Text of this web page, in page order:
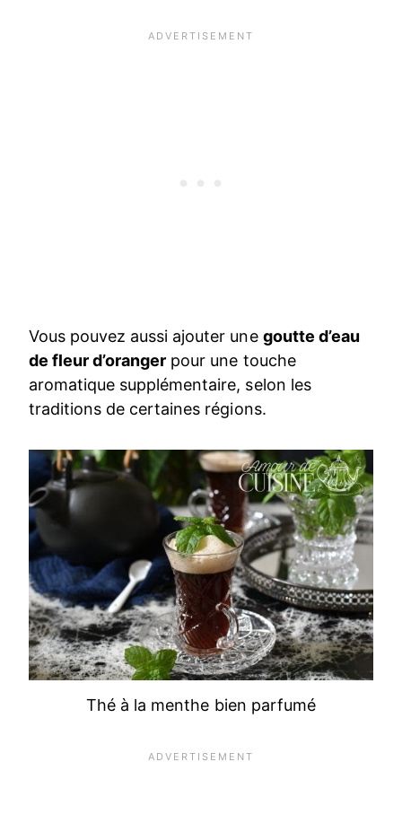
Vous pouvez aussi ajouter une goutte d’eau
de fleur d’oranger pour une touche
aromatique supplémentaire, selon les
traditions de certaines régions.
Thé à la menthe bien parfumé